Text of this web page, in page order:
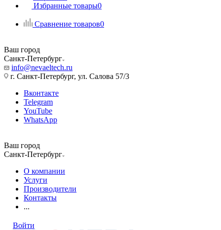
Избранные товары0
Сравнение товаров0
Ваш город
Санкт-Петербург
info@nevaeltech.ru
г. Санкт-Петербург, ул. Салова 57/3
Вконтакте
Telegram
YouTube
WhatsApp
Ваш город
Санкт-Петербург
О компании
Услуги
Производители
Контакты
...
Войти